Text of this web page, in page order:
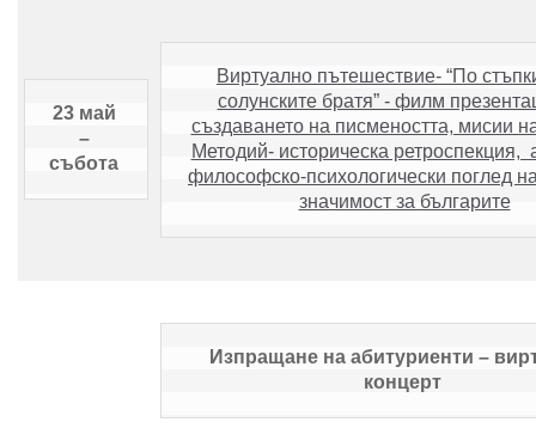
23 май
–
събота
Виртуално пътешествие- “По
солунските братя” - филм
създаването на писмеността, мисии
Методий- историческа ретроспекция,
философско-психологически поглед
значимост за българите
Изпращане на абитуриенти –
концерт